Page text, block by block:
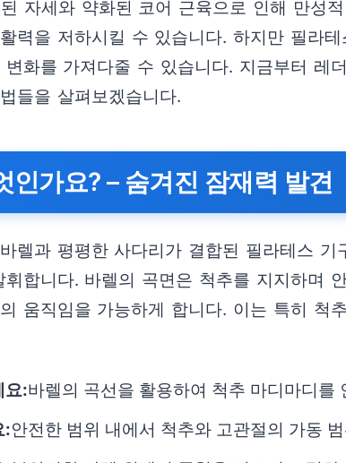
자세와 약화된 코어 근육으로 인해 만성
력을 저하시킬 수 있습니다. 하지만 필라
화를 가져다줄 수 있습니다. 지금부터
들을 살펴보겠습니다.
인가요? – 숨겨진 잠재력 발견
렐과 평평한 사다리가 결합된 필라테스
합니다. 바렐의 곡면은 척추를 지지하며
움직임을 가능하게 합니다. 이는 특히
요:바렐의 곡선을 활용하여 척추 마디마디를
:안전한 범위 내에서 척추와 고관절의 가동